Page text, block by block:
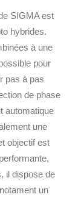
SIGMA est
hybrides.
à une
pour
pas à pas
de phase
automatique
une
objectif est
il dispose de
un